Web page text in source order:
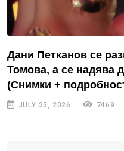
Дани Петканов се
Томова, а се надява
(Снимки +
JULY 25, 2026 7469